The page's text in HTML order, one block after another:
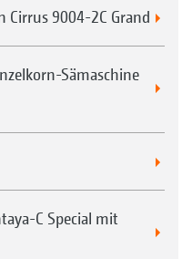
Cirrus 9004-2C Grand
Sämaschine
C Special mit